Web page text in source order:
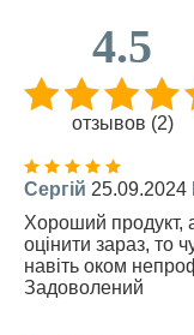
4.5
отзывов (2)
Сергій 25.09.2024
Хороший продукт,
оцінити зараз, то
навіть оком
Задоволений